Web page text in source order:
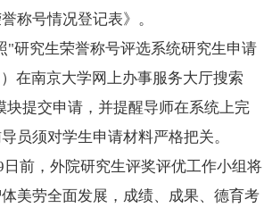
称号情况登记表》。
"研究生荣誉称号评选系统研究生申请
）在南京大学网上办事服务大厅搜索
块提交申请， 并提醒导师在系统上完
员须对学生申请材料严格把关。
日前，外院研究生评奖评优工作小组将
美劳全面发展，成绩、成果、德育考